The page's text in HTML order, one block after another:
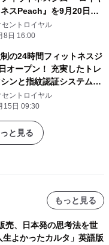
スPeach』を9月20日オ
在オープニング会員を募
ントロイヤル
8日 16:00
の24時間フィットネスジ
オープン！ 充実したトレ
ンと指紋認証システムを
ントロイヤル
15日 09:30
と見る
もっと見る
売、日本発の思考法を世
よかったカルタ」英語版